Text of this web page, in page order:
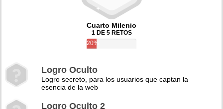
Cuarto Milenio
1 DE 5 RETOS
20%
Logro Oculto
Logro secreto, para los usuarios que captan la
esencia de la web
Logro Oculto 2